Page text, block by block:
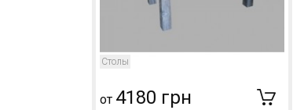
Столы
от 4180 грн